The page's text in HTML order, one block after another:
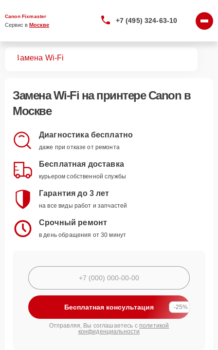
Canon Fixmaster
Сервис в Москве
+7 (495) 324-63-10
Замена Wi-Fi
Замена Wi-Fi на принтере Canon в
Москве
Диагностика бесплатно
даже при отказе от ремонта
Бесплатная доставка
курьером собственной службы
Гарантия до 3 лет
на все виды работ и запчастей
Срочный ремонт
в день обращения от 30 минут
Бесплатная консультация -25%
Отправляя, Вы соглашаетесь с политикой
конфиденциальности